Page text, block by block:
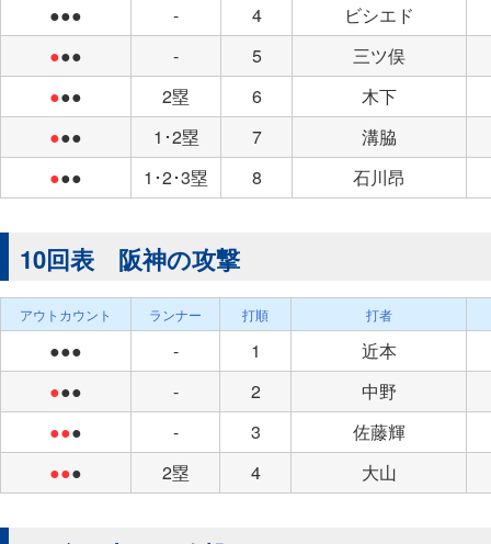
●●● - 4
ビシエド
●●● - 5
三ツ俣
●●● 2塁 6
木下
●●● 1･2塁 7
溝脇
●●● 1･2･3塁 8 石川昂
10回表 阪神の攻撃
アウトカウント ランナー 打順 打者
●●● - 1
近本
●●● - 2
中野
●●● - 3
佐藤輝
●●● 2塁 4 大山